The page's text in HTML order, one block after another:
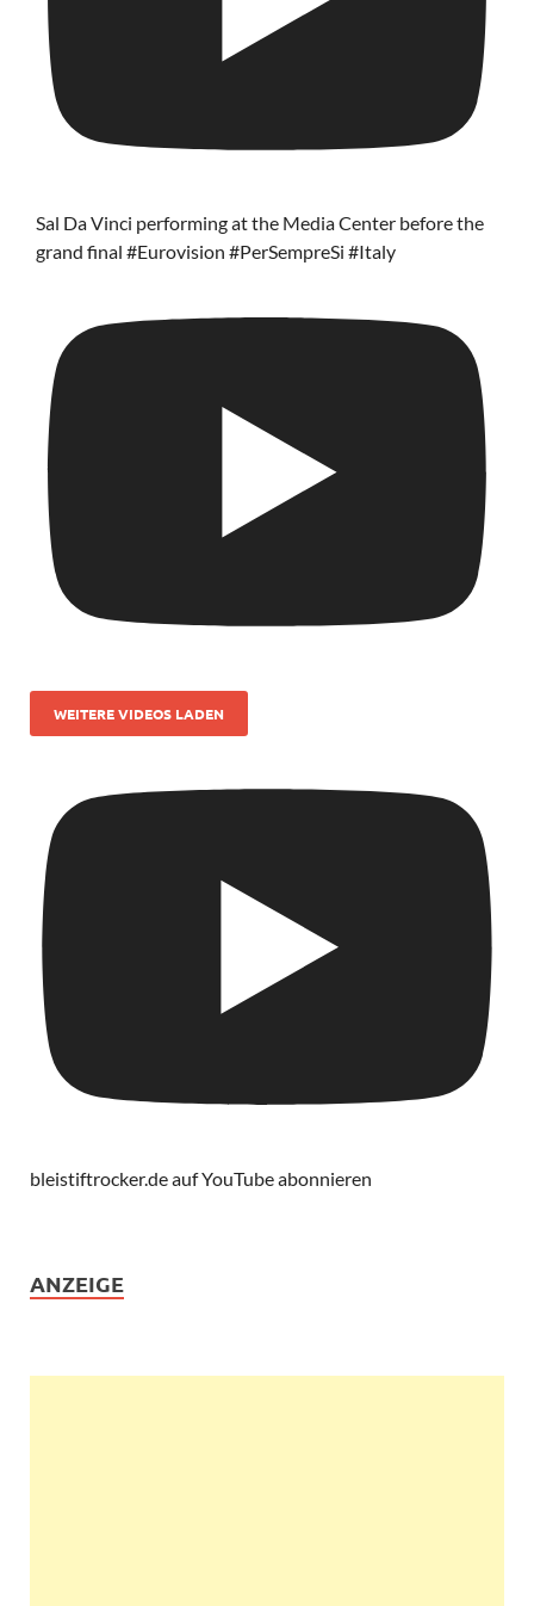
Sal Da Vinci performing at the Media Center before the
grand final #Eurovision #PerSempreSi #Italy
WEITERE VIDEOS LADEN
bleistiftrocker.de auf YouTube abonnieren
ANZEIGE